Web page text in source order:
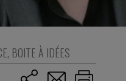
, BOITE À IDÉES